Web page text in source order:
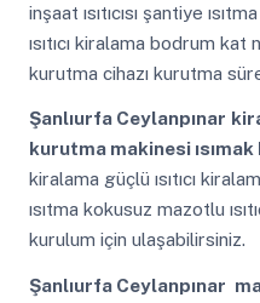
inşaat ısıtıcısı şantiye
ısıtıcı kiralama bodrum
kurutma cihazı kurutma
Şanlıurfa Ceylanpınar
kurutma makinesi
kiralama güçlü ısıtıcı
ısıtma kokusuz mazotlu
kurulum için ulaşabilirsiniz.
Şanlıurfa Ceylanpınar